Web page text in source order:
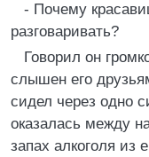
- Почему
разговаривать?
Говорил он
слышен его
сидел через одно
оказалась между
запах алкоголя из